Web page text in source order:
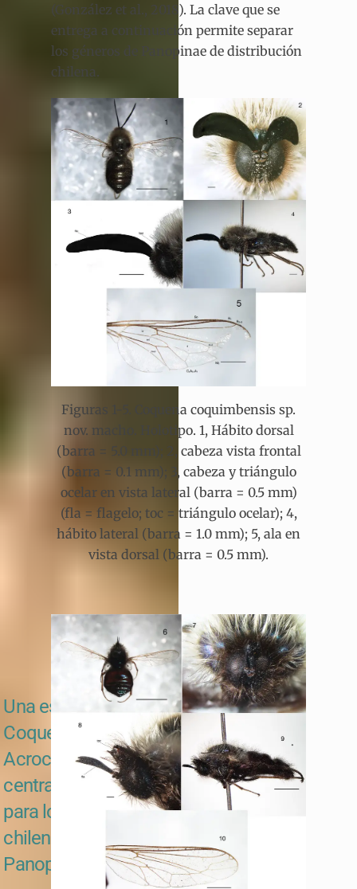
Una especie nueva de
Coquena (Diptera:
Acroceridae) de Chile
central con una clave
para los géneros
chilenos de
Panopinae
(González et al., 2018). La clave que se
entrega a continuación permite separar
los géneros de Panopinae de distribución
chilena.
Figuras 1-5. Coquena coquimbensis sp.
nov. macho. Holotipo. 1, Hábito dorsal
(barra = 5.0 mm); 2, cabeza vista frontal
(barra = 0.1 mm); 3, cabeza y triángulo
ocelar en vista lateral (barra = 0.5 mm)
(fla = flagelo; toc = triángulo ocelar); 4,
hábito lateral (barra = 1.0 mm); 5, ala en
vista dorsal (barra = 0.5 mm).